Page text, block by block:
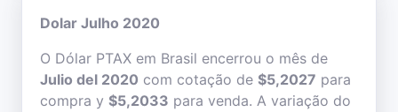
Dolar Julho 2020
O Dólar PTAX em Brasil encerrou o mês de
Julio del 2020 com cotação de $5,2027 para
compra y $5,2033 para venda. A variação do